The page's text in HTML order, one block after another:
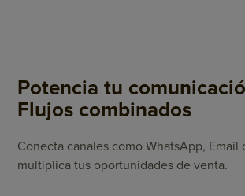
Potencia tu
Flujos combinados
Conecta canales como WhatsApp, Email
multiplica tus oportunidades de venta.